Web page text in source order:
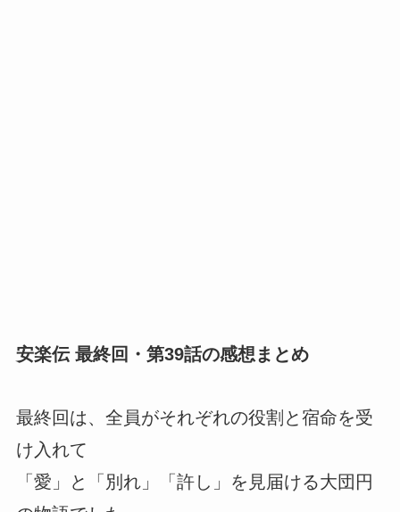
安楽伝 最終回・第39話の感想まとめ
最終回は、全員がそれぞれの役割と宿命を受
け入れて
「愛」と「別れ」「許し」を見届ける大団円